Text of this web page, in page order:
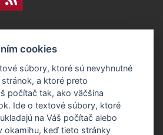
Ružová dolina 480/6, 821 08
sú zodpovední jednotliví autori.
cookies
súbory, ktoré sú nevyhnutné
a ktoré preto
počítač tak, ako väčšina
Ide o textové súbory, ktoré
na Váš počítač alebo
okamihu, keď tieto stránky